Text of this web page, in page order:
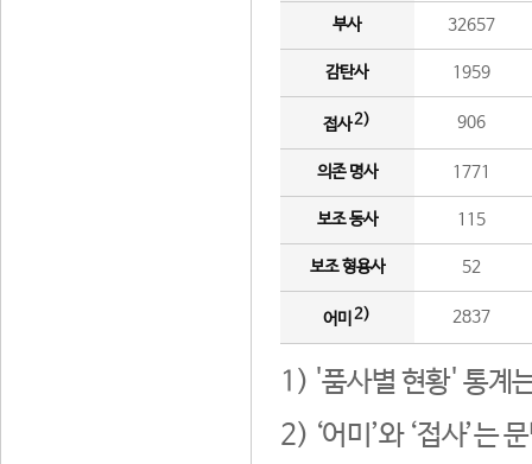
부사 32657
감탄사 1959
접사2) 906
의존 명사 1771
보조 동사 115
보조 형용사 52
어미 2) 2837
1) '품사별 현황' 통계
2) ‘어미’와 ‘접사’는